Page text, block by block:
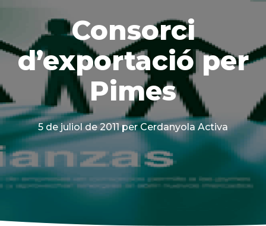
Consorci
d’exportació per
Pimes
5 de juliol de 2011 per Cerdanyola Activa